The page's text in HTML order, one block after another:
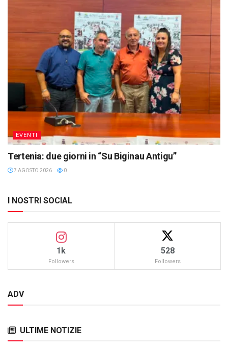
EVENTI
Tertenia: due giorni in “Su Biginau Antigu”
7 AGOSTO 2026 0
I NOSTRI SOCIAL
1k
Followers
528
Followers
ADV
ULTIME NOTIZIE